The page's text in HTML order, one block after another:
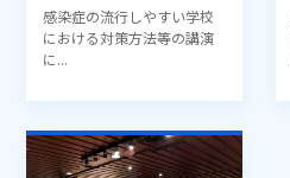
感染症の流行しやすい学校
における対策方法等の講演
に...